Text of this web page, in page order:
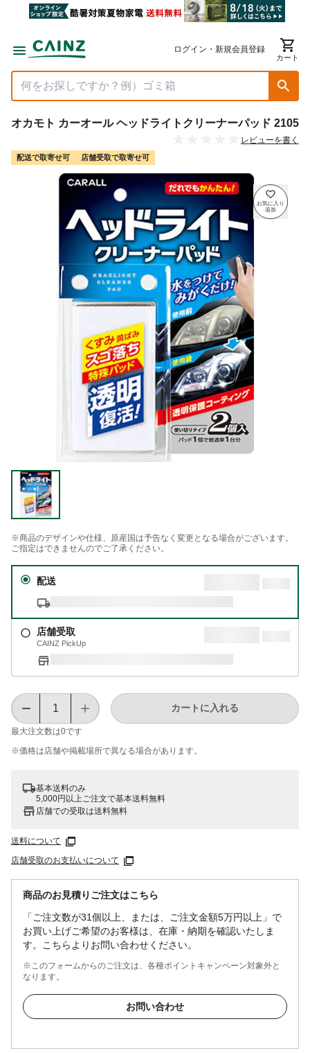
ログイン・新規会員登録
カート
オカモト カーオール ヘッドライトクリーナーパッド 2105
レビューを書く
配送で取寄せ可 店舗受取で取寄せ可
※商品のデザインや仕様、原産国は予告なく変更となる場合がございます。
ご指定はできませんのでご了承ください。
配送
店舗受取
CAINZ PickUp
最大注文数は0です
カートに入れる
※価格は​店舗や​掲載場所で​異なる​場合が​あります。
基本送料のみ
5,000円以上ご注文で基本送料無料
店舗での受取は送料無料
送料について
店舗受取のお支払いについて
商品のお見積りご注文はこちら
「ご注文数が31個以上、または、ご注文金額5万円以上」で
お買い上げご希望のお客様は、在庫・納期を確認いたしま
す。こちらよりお問い合わせください。
※このフォームからのご注文は、各種ポイントキャンペーン対象外と
なります。
お問い合わせ